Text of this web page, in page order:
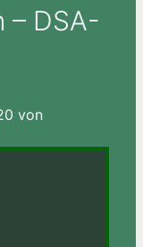
– DSA-
von